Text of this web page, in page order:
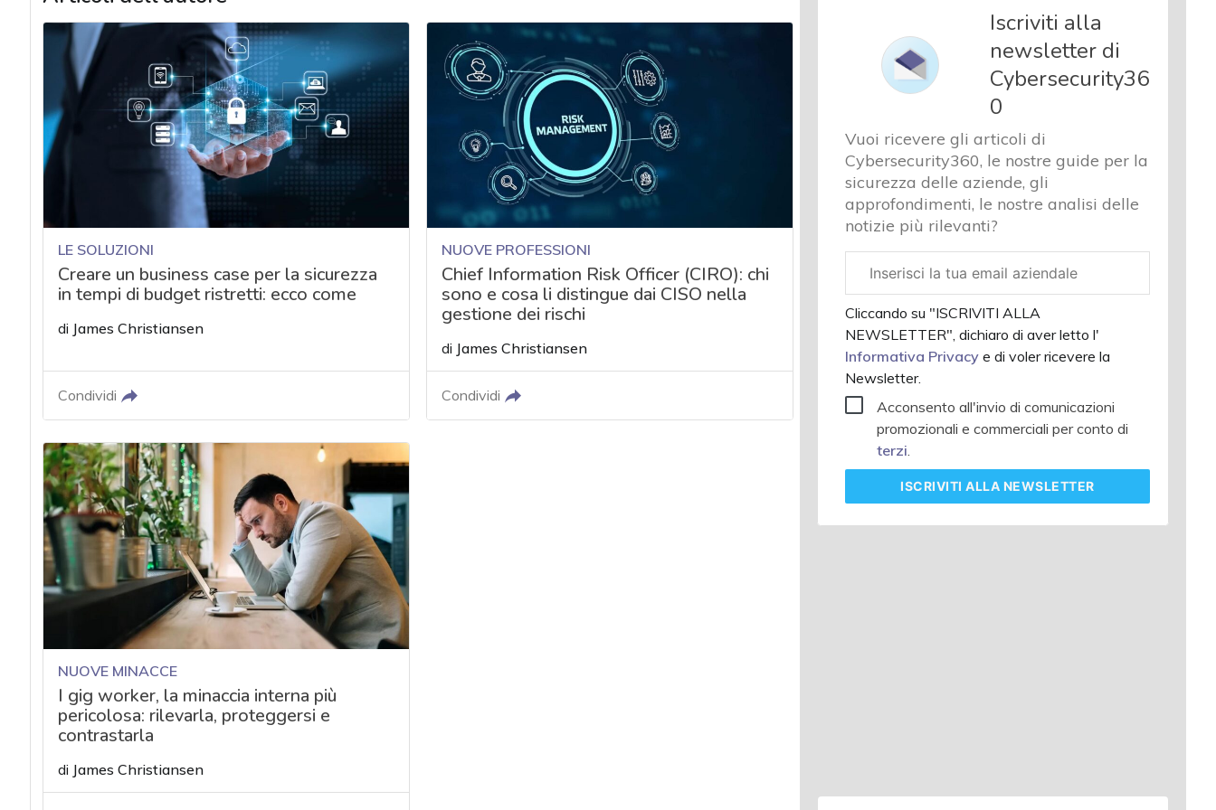
e analisi
sicurezza
e privacy
Chi
siamo
LE SOLUZIONI
Creare un business case per la sicurezza
in tempi di budget ristretti: ecco come
di James Christiansen
Condividi
NUOVE PROFESSIONI
Chief Information Risk Officer (CIRO): chi
sono e cosa li distingue dai CISO nella
gestione dei rischi
di James Christiansen
Condividi
NUOVE MINACCE
I gig worker, la minaccia interna più
pericolosa: rilevarla, proteggersi e
contrastarla
di James Christiansen
Iscriviti alla
newsletter di
Cybersecurity36
0
Vuoi ricevere gli articoli di
Cybersecurity360, le nostre guide per la
sicurezza delle aziende, gli
approfondimenti, le nostre analisi delle
notizie più rilevanti?
aziendale
Cliccando su "ISCRIVITI ALLA
NEWSLETTER", dichiaro di aver letto l'
Informativa Privacye di voler ricevere la
Newsletter.
Acconsento all'invio di comunicazioni
promozionali e commerciali per conto di
terzi.
ISCRIVITIALLA NEWSLETTER